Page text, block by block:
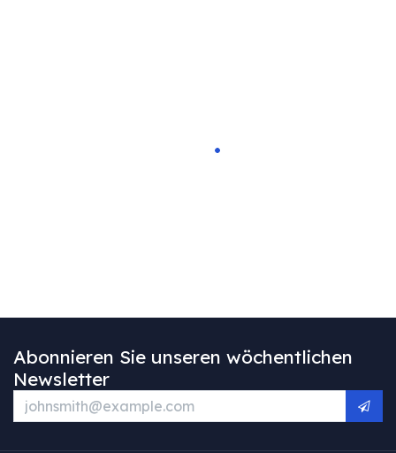
Abonnieren Sie unseren wöchentlichen
Newsletter